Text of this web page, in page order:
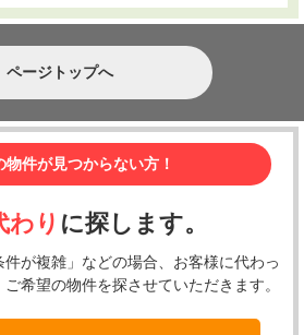
ページトップへ
物件が見つからない方！
わり に探します。
件が複雑」などの場合、お客様に代わっ
希望の物件を探させていただきます。